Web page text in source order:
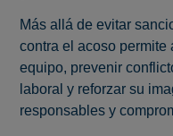
Más allá de evitar
contra el acoso permite
equipo, prevenir
laboral y reforzar su
responsables y